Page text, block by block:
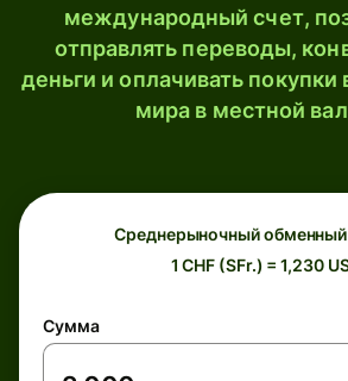
международный счет,
отправлять переводы,
деньги и оплачивать покупки
мира в местной
Среднерыночный обменный
1 CHF (SFr.) = 1,230
Сумма